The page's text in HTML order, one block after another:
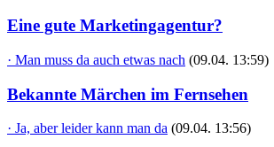
Eine gute Marketingagentur?
· Man muss da auch etwas nach (09.04. 13:59)
Bekannte Märchen im Fernsehen
· Ja, aber leider kann man da (09.04. 13:56)